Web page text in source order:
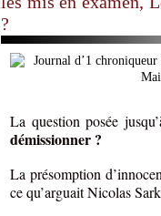
?
La question posée
démissionner ?
La présomption
ce qu’arguait Nicolas